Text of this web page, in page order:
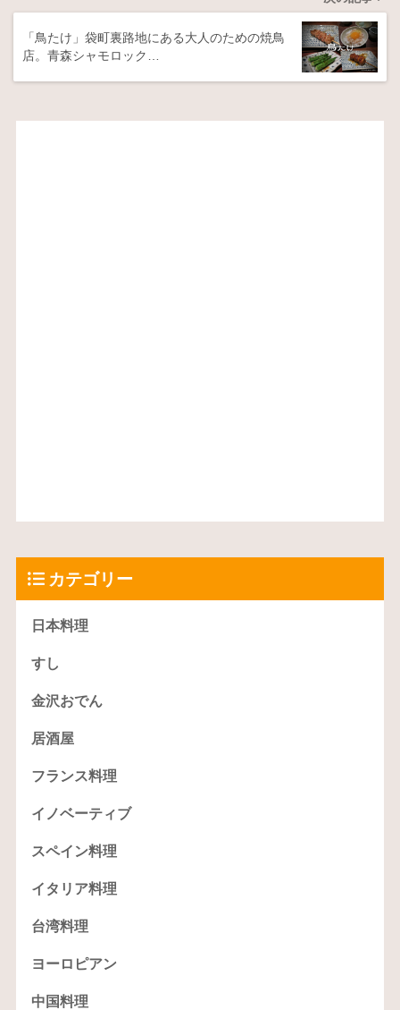
「鳥たけ」袋町裏路地にある大人のための焼鳥
店。青森シャモロック…
カテゴリー
日本料理
すし
金沢おでん
居酒屋
フランス料理
イノベーティブ
スペイン料理
イタリア料理
台湾料理
ヨーロピアン
中国料理